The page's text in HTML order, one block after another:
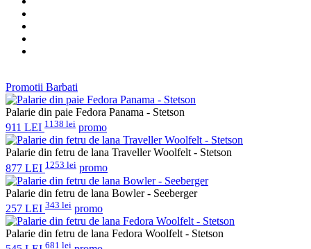
Promotii Barbati
Palarie din paie Fedora Panama - Stetson
911 LEI 1138 lei promo
Palarie din fetru de lana Traveller Woolfelt - Stetson
877 LEI 1253 lei promo
Palarie din fetru de lana Bowler - Seeberger
257 LEI 343 lei promo
Palarie din fetru de lana Fedora Woolfelt - Stetson
681 lei